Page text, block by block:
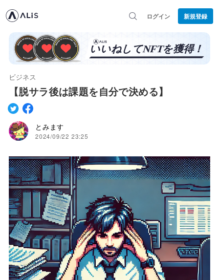
ログイン 新規登録
ビジネス
【脱サラ後は課題を自分で決める】
とみます
2024/09/22 23:25